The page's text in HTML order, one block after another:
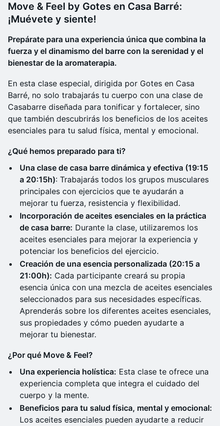
Move & Feel by Gotes en Casa Barré:
¡Muévete y siente!
Prepárate para una experiencia única que combina la
fuerza y el dinamismo del barre con la serenidad y el
bienestar de la aromaterapia.
En esta clase especial, dirigida por Gotes en Casa
Barré, no solo trabajarás tu cuerpo con una clase de
Casabarre diseñada para tonificar y fortalecer, sino
que también descubrirás los beneficios de los aceites
esenciales para tu salud física, mental y emocional.
¿Qué hemos preparado para ti?
Una clase de casa barre dinámica y efectiva (19:15
a 20:15h): Trabajarás todos los grupos musculares
principales con ejercicios que te ayudarán a
mejorar tu fuerza, resistencia y flexibilidad.
Incorporación de aceites esenciales en la práctica
de casa barre: Durante la clase, utilizaremos los
aceites esenciales para mejorar la experiencia y
potenciar los beneficios del ejercicio.
Creación de una esencia personalizada (20:15 a
21:00h): Cada participante creará su propia
esencia única con una mezcla de aceites esenciales
seleccionados para sus necesidades específicas.
Aprenderás sobre los diferentes aceites esenciales,
sus propiedades y cómo pueden ayudarte a
mejorar tu bienestar.
¿Por qué Move & Feel?
Una experiencia holística: Esta clase te ofrece una
experiencia completa que integra el cuidado del
cuerpo y la mente.
Beneficios para tu salud física, mental y emocional:
Los aceites esenciales pueden ayudarte a reducir